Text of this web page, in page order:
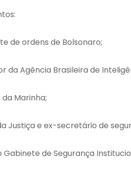
de ordens de Bolsonaro;
da Agência Brasileira de
Marinha;
Justiça e ex-secretário de
de Segurança